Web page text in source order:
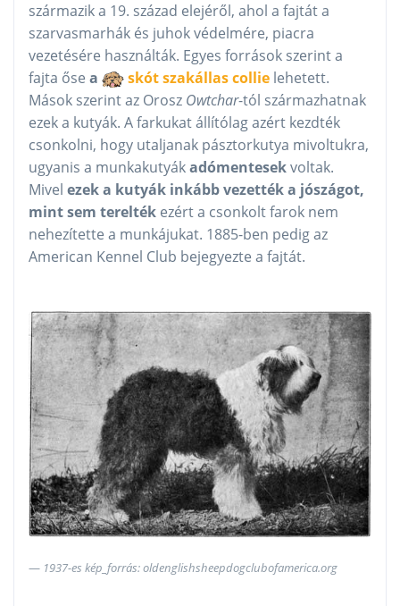
származik a 19. század elejéről, ahol a fajtát a
szarvasmarhák és juhok védelmére, piacra
vezetésére használták. Egyes források szerint a
fajta őse a skót szakállas collie lehetett.
Mások szerint az Orosz Owtchar-tól származhatnak
ezek a kutyák. A farkukat állítólag azért kezdték
csonkolni, hogy utaljanak pásztorkutya mivoltukra,
ugyanis a munkakutyákadómentesekvoltak.
Mivel ezek a kutyák inkább vezették a jószágot,
mint sem terelték ezért a csonkolt farok nem
nehezítette a munkájukat. 1885-ben pedig az
American Kennel Club bejegyezte a fajtát.
1937-es kép_forrás: oldenglishsheepdogclubofamerica.org